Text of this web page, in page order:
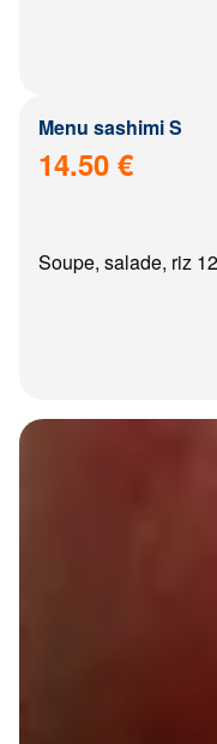
Menu sashimi S
14.50 €
Soupe, salade, riz